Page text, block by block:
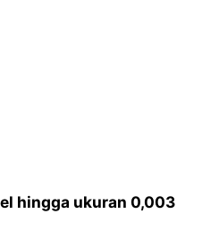
hingga ukuran 0,003